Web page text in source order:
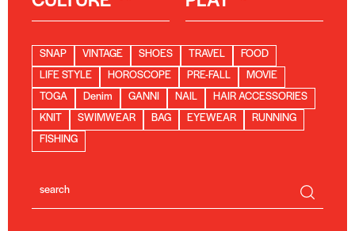
SNAP VINTAGE SHOES TRAVEL
FOOD
LIFE STYLE
HOROSCOPE PRE-FALL
MOVIE
TOGA
Denim GANNI NAIL
HAIR ACCESSORIES
KNIT
SWIMWEAR BAG EYEWEAR
RUNNING
FISHING